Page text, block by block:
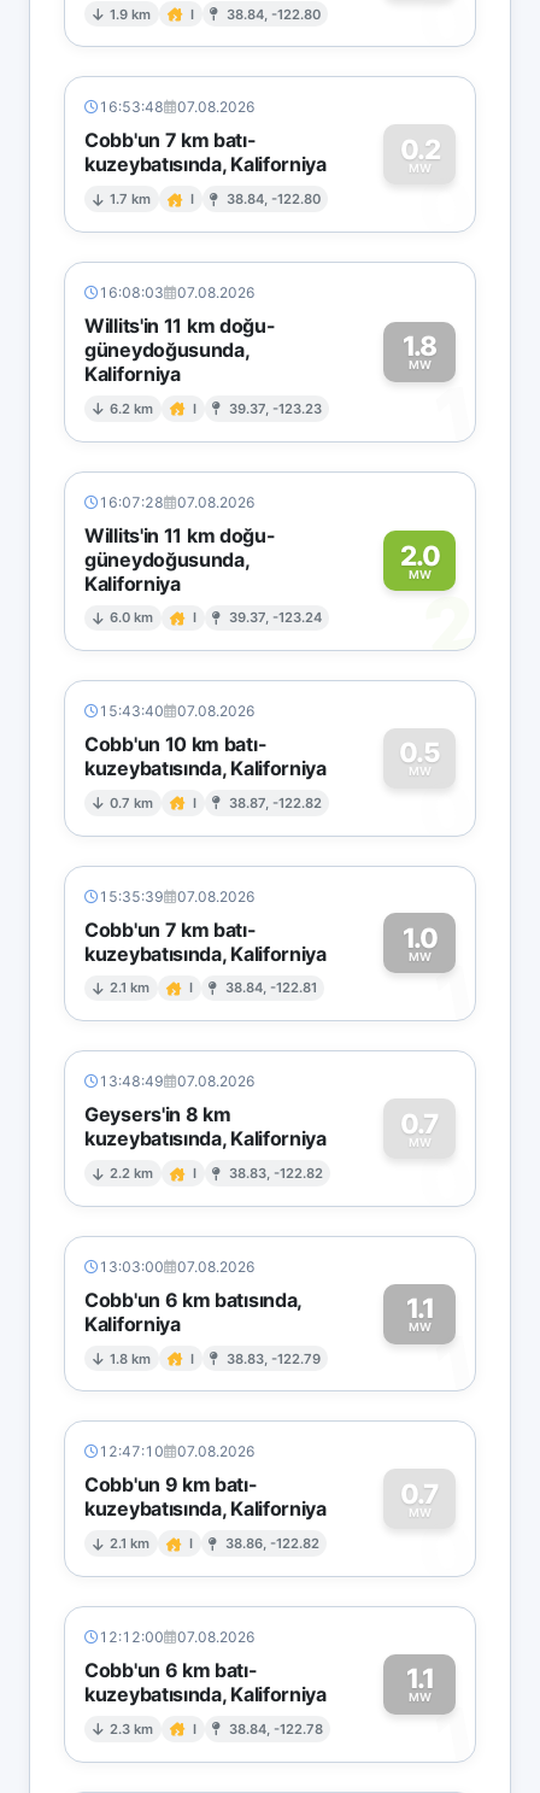
1.9 km I 38.84, -122.80 0
16:53:48 07.08.2026
Cobb'un 7 km batı-
kuzeybatısında, Kaliforniya
1.7 km I 38.84, -122.80
0.2
MW
0
16:08:03 07.08.2026
Willits'in 11 km doğu-
güneydoğusunda,
Kaliforniya
6.2 km I 39.37, -123.23
1.8
MW
1
16:07:28 07.08.2026
Willits'in 11 km doğu-
güneydoğusunda,
Kaliforniya
6.0 km I 39.37, -123.24
2.0
MW
2
15:43:40 07.08.2026
Cobb'un 10 km batı-
kuzeybatısında, Kaliforniya
0.7 km I 38.87, -122.82
0.5
MW
0
15:35:39 07.08.2026
Cobb'un 7 km batı-
kuzeybatısında, Kaliforniya
2.1 km I 38.84, -122.81
1.0
MW1
13:48:49 07.08.2026
Geysers'in 8 km
kuzeybatısında, Kaliforniya
2.2 km I 38.83, -122.82
0.7
MW
0
13:03:00 07.08.2026
Cobb'un 6 km batısında,
Kaliforniya
1.8 km I 38.83, -122.79
1.1
MW1
12:47:10 07.08.2026
Cobb'un 9 km batı-
kuzeybatısında, Kaliforniya
2.1 km I 38.86, -122.82
0.7
MW
0
12:12:00 07.08.2026
Cobb'un 6 km batı-
kuzeybatısında, Kaliforniya
2.3 km I 38.84, -122.78
1.1
MW1